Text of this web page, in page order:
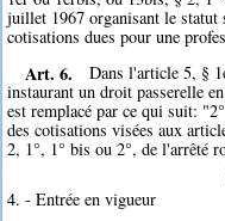
juillet 1967 organisant le statut
cotisations dues pour une
Art. 6. Dans l'article 5, §
instaurant un droit passerelle
est remplacé par ce qui suit:
des cotisations visées aux
2, 1°, 1° bis ou 2°, de l'arrêté
4. - Entrée en vigueur